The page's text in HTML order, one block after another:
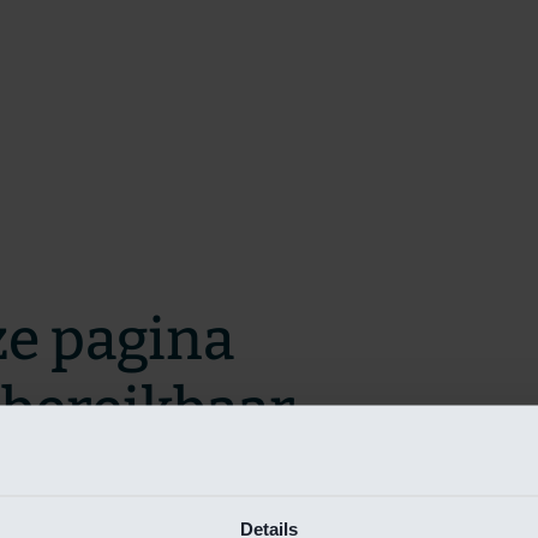
Details
pagina
zo snel mogelijk te verhelpen.